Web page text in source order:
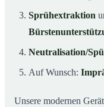
Sprühextraktion
Neutralisation/
Auf Wunsch:
Unsere modernen